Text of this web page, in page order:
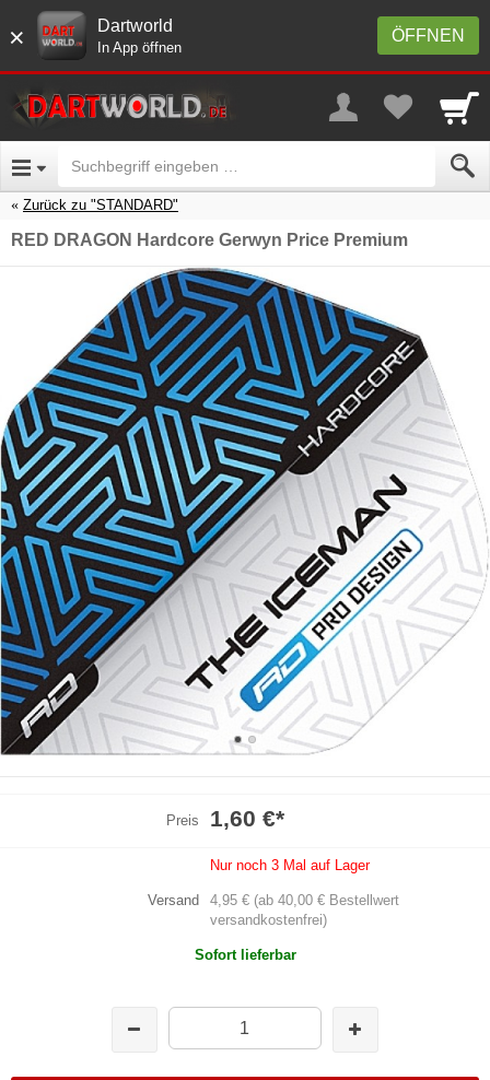
× ÖFFNEN
Dartworld
In App öffnen
Zurück zu "STANDARD"
RED DRAGON Hardcore Gerwyn Price Premium
Preis 1,60 €*
Nur noch 3 Mal auf Lager
Versand
4,95 € (ab 40,00 € Bestellwert
versandkostenfrei)
Sofort lieferbar